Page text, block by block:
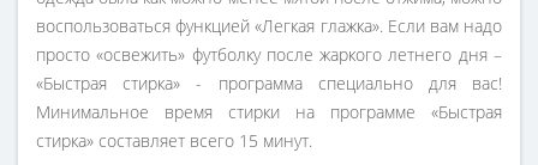
воспользоваться функцией «Легкая глажка». Если вам надо
просто «освежить» футболку после жаркого летнего дня –
«Быстрая стирка» - программа специально для вас!
Минимальное время стирки на программе «Быстрая
стирка» составляет всего 15 минут.